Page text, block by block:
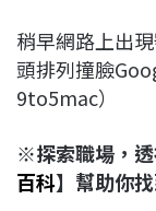
稍早網路上出
頭排列撞臉
9to5mac）
※探索職場，
百科】幫助你